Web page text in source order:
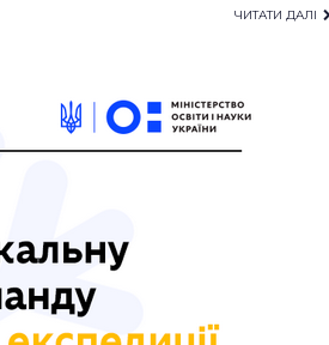
ЧИТАТИ ДАЛІ